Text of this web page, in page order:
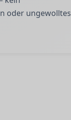
oder ungewolltes